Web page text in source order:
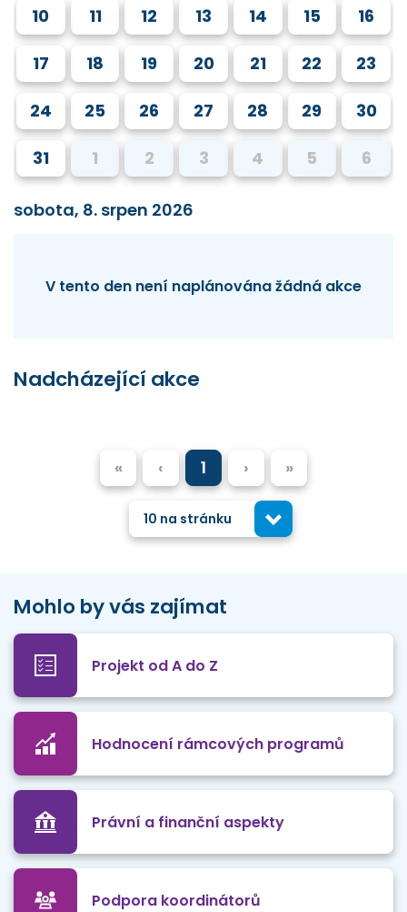
10 11 12 13 14 15 16
17 18 19 20 21 22 23
24 25 26 27 28 29 30
31 1 2 3 4 5 6
sobota, 8. srpen 2026
V tento den není naplánována žádná akce
Nadcházející akce
« ‹ 1 › »
10 na stránku
Mohlo by vás zajímat
Projekt od A do Z
Hodnocení rámcových programů
Právní a finanční aspekty
Podpora koordinátorů